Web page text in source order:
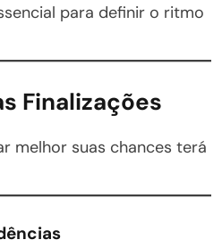
para definir o ritmo
Finalizações
melhor suas chances terá